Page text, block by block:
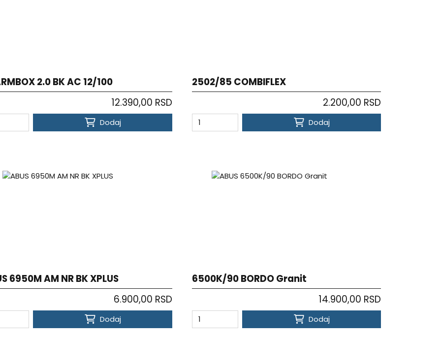
2.0 BK AC 12/100
12.390,00 RSD
Dodaj
2502/85 COMBIFLEX
2.200,00 RSD
Dodaj
6950M AM NR BK XPLUS
6.900,00 RSD
Dodaj
6500K/90 BORDO Granit
14.900,00 RSD
Dodaj